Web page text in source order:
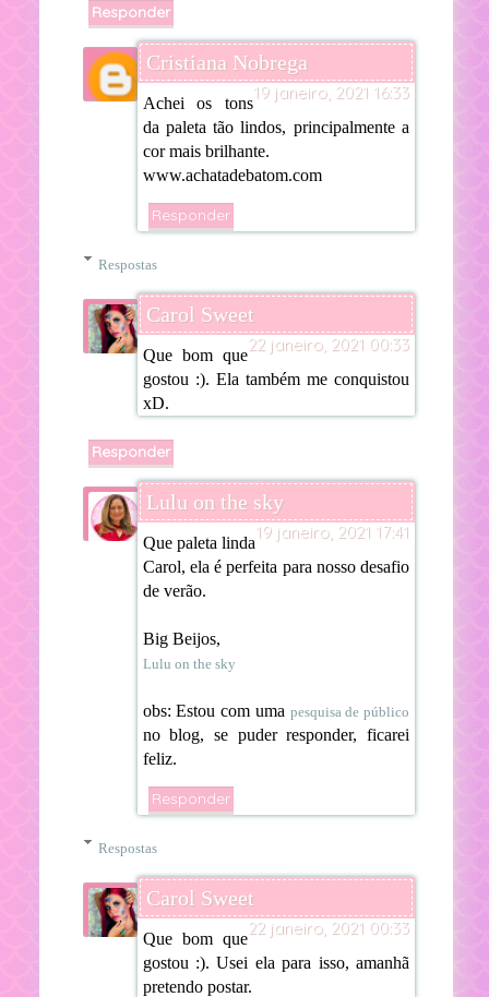
Responder
Cristiana Nobrega
19 janeiro, 2021 16:33
Achei os tons
da paleta tão lindos, principalmente a
cor mais brilhante.
www.achatadebatom.com
Responder
Respostas
Carol Sweet
22 janeiro, 2021 00:33
Que bom que
gostou :). Ela também me conquistou
xD.
Responder
Lulu on the sky
19 janeiro, 2021 17:41
Que paleta linda
Carol, ela é perfeita para nosso desafio
de verão.
Big Beijos,
Lulu on the sky
obs: Estou com uma pesquisa de público
no blog, se puder responder, ficarei
feliz.
Responder
Respostas
Carol Sweet
22 janeiro, 2021 00:33
Que bom que
gostou :). Usei ela para isso, amanhã
pretendo postar.